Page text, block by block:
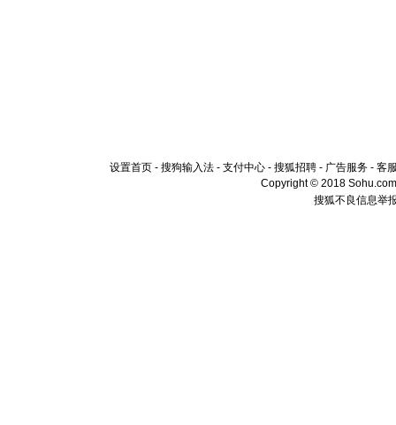
设置首页 - 搜狗输入法 - 支付中心 - 搜狐招聘 - 广告服务 - 客
Copyright © 2018
搜狐不良信息举